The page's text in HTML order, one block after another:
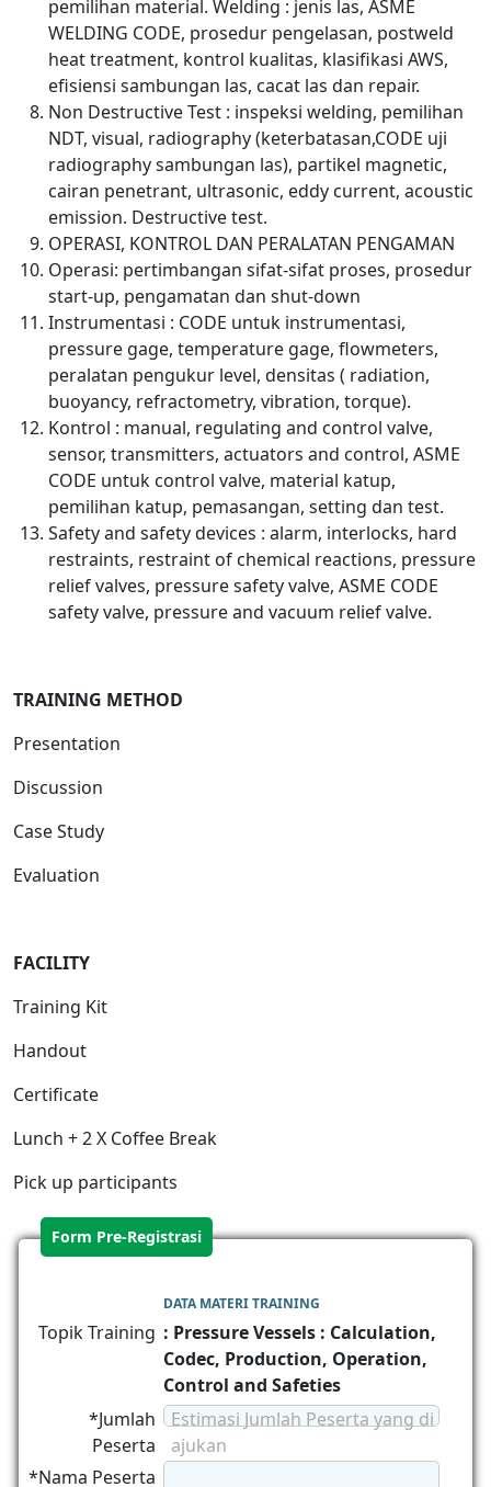
pemilihan material. Welding : jenis las, ASME
WELDING CODE, prosedur pengelasan, postweld
heat treatment, kontrol kualitas, klasifikasi AWS,
efisiensi sambungan las, cacat las dan repair.
Non Destructive Test : inspeksi welding, pemilihan
NDT, visual, radiography (keterbatasan,CODE uji
radiography sambungan las), partikel magnetic,
cairan penetrant, ultrasonic, eddy current, acoustic
emission. Destructive test.
OPERASI, KONTROL DAN PERALATAN PENGAMAN
Operasi: pertimbangan sifat-sifat proses, prosedur
start-up, pengamatan dan shut-down
Instrumentasi : CODE untuk instrumentasi,
pressure gage, temperature gage, flowmeters,
peralatan pengukur level, densitas ( radiation,
buoyancy, refractometry, vibration, torque).
Kontrol : manual, regulating and control valve,
sensor, transmitters, actuators and control, ASME
CODE untuk control valve, material katup,
pemilihan katup, pemasangan, setting dan test.
Safety and safety devices : alarm, interlocks, hard
restraints, restraint of chemical reactions, pressure
relief valves, pressure safety valve, ASME CODE
safety valve, pressure and vacuum relief valve.
TRAINING METHOD
Presentation
Discussion
Case Study
Evaluation
FACILITY
Training Kit
Handout
Certificate
Lunch + 2 X Coffee Break
Pick up participants
Form Pre-Registrasi
DATA MATERI TRAINING
Topik Training : Pressure Vessels : Calculation,
Codec, Production, Operation,
Control and Safeties
*Jumlah
Peserta
Estimasi Jumlah Peserta yang di
ajukan
*Nama Peserta